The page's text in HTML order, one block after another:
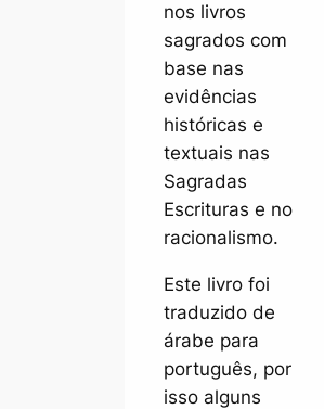
nos livros
sagrados com
base nas
evidências
históricas e
textuais nas
Sagradas
Escrituras e no
racionalismo.
Este livro foi
traduzido de
árabe para
português, por
isso alguns